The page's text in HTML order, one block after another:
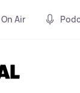
On Air